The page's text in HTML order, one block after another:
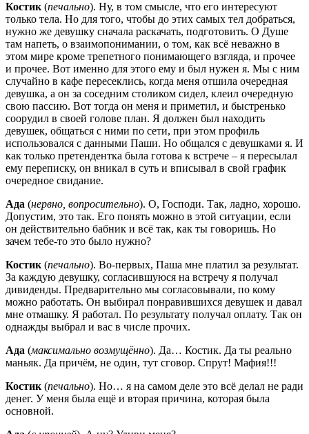
Костик (печально). Ну, в том смысле, что его интересуют
только тела. Но для того, чтобы до этих самых тел добраться,
нужно же девушку сначала раскачать, подготовить. О Душе
там напеть, о взаимопонимании, о том, как всё неважно в
этом мире кроме трепетного понимающего взгляда, и прочее
и прочее. Вот именно для этого ему и был нужен я. Мы с ним
случайно в кафе пересеклись, когда меня отшила очередная
девушка, а он за соседним столиком сидел, клеил очередную
свою пассию. Вот тогда он меня и приметил, и быстренько
соорудил в своей голове план. Я должен был находить
девушек, общаться с ними по сети, при этом профиль
использовался с данными Паши. Но общался с девушками я. И
как только претендентка была готова к встрече – я пересылал
ему переписку, он вникал в суть и вписывал в свой график
очередное свидание.
Ада (нервно, вопросительно). О, Господи. Так, ладно, хорошо.
Допустим, это так. Его понять можно в этой ситуации, если
он действительно бабник и всё так, как ты говоришь. Но
зачем тебе-то это было нужно?
Костик (печально). Во-первых, Паша мне платил за результат.
За каждую девушку, согласившуюся на встречу я получал
дивиденды. Предварительно мы согласовывали, по кому
можно работать. Он выбирал понравившихся девушек и давал
мне отмашку. Я работал. По результату получал оплату. Так он
однажды выбрал и вас в числе прочих.
Ада (максимально возмущённо). Да… Костик. Да ты реально
маньяк. Да причём, не один, тут сговор. Спрут! Мафия!!!
Костик (печально). Но… я на самом деле это всё делал не ради
денег. У меня была ещё и вторая причина, которая была
основной.